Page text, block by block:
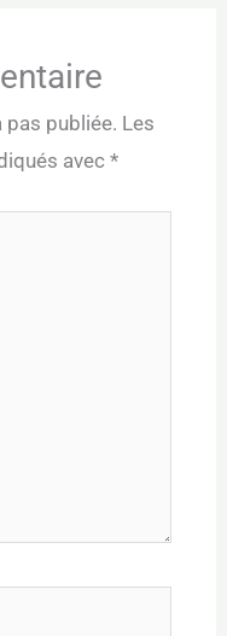
pas publiée. Les
avec *